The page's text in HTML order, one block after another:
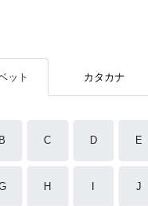
ット カタカナ
B C D E
H J